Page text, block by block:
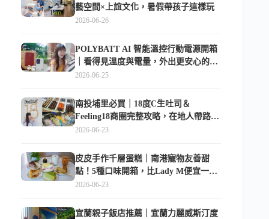
藝空間×上誼文化，暑假帶孩子這樣玩
2026-06-26
POLYBATT AI 智能溫控行動電源開箱
｜看得見溫度與電量，外出更安心的
10000mAh 行動電源
2026-06-25
南投埔里必買｜18度C生吐司＆
Feeling18商圈完整攻略，在地人帶路這
樣逛
2026-06-23
皮皮手作千層蛋糕｜南港寵物友善甜
點！5種口味開箱，比Lady M便宜一半
的台北隱藏版
2026-06-23
宜蘭親子飯店推薦｜宜蘭力麗威斯汀度